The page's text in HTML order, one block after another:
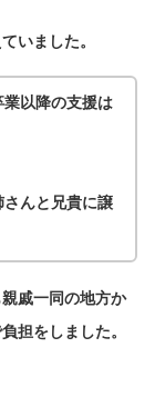
いました。
以降の支援は
んと兄貴に譲
戚一同の地方か
担をしました。